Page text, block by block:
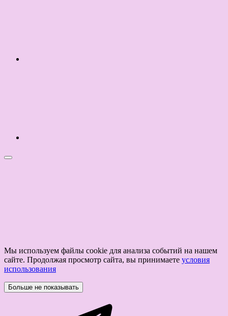
Мы используем файлы cookie для анализа событий на нашем
сайте. Продолжая просмотр сайта, вы принимаете условия
использования
Больше не показывать